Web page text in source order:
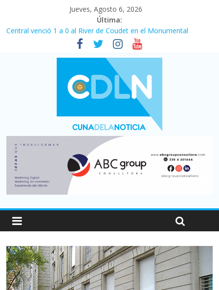
Jueves, Agosto 6, 2026
Última:
Central venció 1 a 0 al River de Coudet en el Monumental
La morosidad alcanzó su nivel más alto en dos décadas y ya
afecta a 400 mil deudores en Santa Fe
Desde que asumió Milei cerraron 41.000 kioscos: el sector
denuncia crisis como en 2001
Vacaciones de invierno con más movimiento y consumo
turístico: 4,6 millones de personas viajaron por el país, un 5,9%
Fuerte caída de la venta de autos usados en julio: bajó un 12,6%